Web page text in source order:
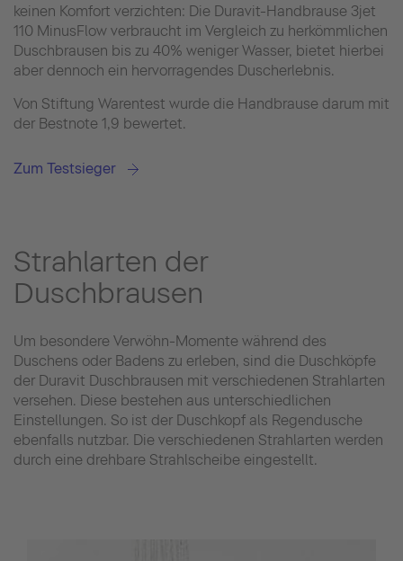
keinen Komfort verzichten: Die Duravit-Handbrause 3jet
110 MinusFlow verbraucht im Vergleich zu herkömmlichen
Duschbrausen bis zu 40% weniger Wasser, bietet hierbei
aber dennoch ein hervorragendes Duscherlebnis.
Von Stiftung Warentest wurde die Handbrause darum mit
der Bestnote 1,9 bewertet.
Zum Testsieger
Strahlarten der
Duschbrausen
Um besondere Verwöhn-Momente während des
Duschens oder Badens zu erleben, sind die Duschköpfe
der Duravit Duschbrausen mit verschiedenen Strahlarten
versehen. Diese bestehen aus unterschiedlichen
Einstellungen. So ist der Duschkopf als Regendusche
ebenfalls nutzbar. Die verschiedenen Strahlarten werden
durch eine drehbare Strahlscheibe eingestellt.